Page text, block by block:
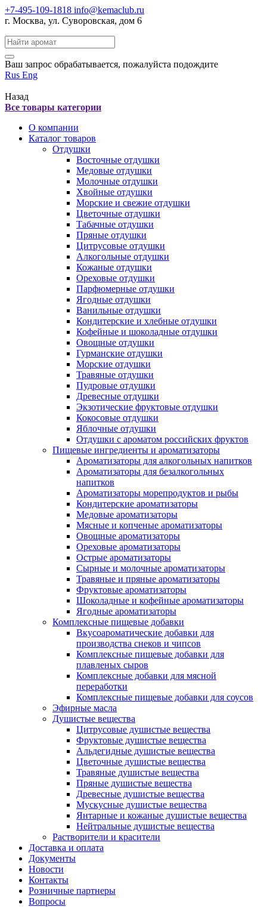
+7-495-109-1818 info@kemaclub.ru
г. Москва, ул. Суворовская, дом 6
Поиск:
Ваш запрос обрабатывается, пожалуйста подождите
Rus Eng
Назад
Все товары категории
О компании
Каталог товаров
Отдушки
Восточные отдушки
Медовые отдушки
Молочные отдушки
Хвойные отдушки
Морские и свежие отдушки
Цветочные отдушки
Табачные отдушки
Пряные отдушки
Цитрусовые отдушки
Алкогольные отдушки
Кожаные отдушки
Ореховые отдушки
Парфюмерные отдушки
Ягодные отдушки
Ванильные отдушки
Кондитерские и хлебные отдушки
Кофейные и шоколадные отдушки
Овощные отдушки
Гурманские отдушки
Морские отдушки
Травяные отдушки
Пудровые отдушки
Древесные отдушки
Экзотические фруктовые отдушки
Кокосовые отдушки
Яблочные отдушки
Отдушки с ароматом российских фруктов
Пищевые ингредиенты и ароматизаторы
Ароматизаторы для алкогольных напитков
Ароматизаторы для безалкогольных
напитков
Ароматизаторы морепродуктов и рыбы
Кондитерские ароматизаторы
Медовые ароматизаторы
Мясные и копченые ароматизаторы
Овощные ароматизаторы
Ореховые ароматизаторы
Острые ароматизаторы
Сырные и молочные ароматизаторы
Травяные и пряные ароматизаторы
Фруктовые ароматизаторы
Шоколадные и кофейные ароматизаторы
Ягодные ароматизаторы
Комплексные пищевые добавки
Вкусоароматические добавки для
производства снеков и чипсов
Комплексные пищевые добавки для
плавленых сыров
Комплексные добавки для мясной
переработки
Комплексные пищевые добавки для соусов
Эфирные масла
Душистые вещества
Цитрусовые душистые вещества
Фруктовые душистые вещества
Альдегидные душистые вещества
Цветочные душистые вещества
Травяные душистые вещества
Пряные душистые вещества
Древесные душистые вещества
Мускусные душистые вещества
Янтарные и кожаные душистые вещества
Нейтральные душистые вещества
Растворители и красители
Доставка и оплата
Документы
Новости
Контакты
Розничные партнеры
Вопросы